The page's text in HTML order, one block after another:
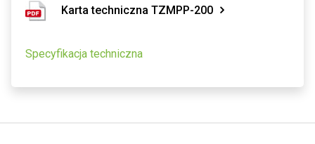
Karta techniczna TZMPP-200
Specyfikacja techniczna